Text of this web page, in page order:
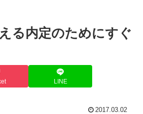
る内定のためにすぐ
LINE
2017.03.02